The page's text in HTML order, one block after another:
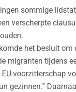
sommige
verscherpte
het besluit
migranten tijdens
voorzitterschap
gezinnen.”